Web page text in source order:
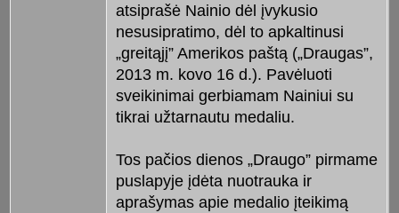
atsiprašė Nainio dėl įvykusio
nesusipratimo, dėl to apkaltinusi
„greitąjį” Amerikos paštą („Draugas”,
2013 m. kovo 16 d.). Pavėluoti
sveikinimai gerbiamam Nainiui su
tikrai užtarnautu medaliu.
Tos pačios dienos „Draugo” pirmame
puslapyje įdėta nuotrauka ir
aprašymas apie medalio įteikimą